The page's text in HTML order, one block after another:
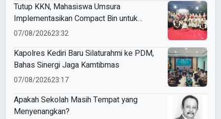
Tutup KKN, Mahasiswa Umsura
Implementasikan Compact Bin untuk
Sampah Anorganik di Ketabang
07/08/202623:32
Kapolres Kediri Baru Silaturahmi ke PDM,
Bahas Sinergi Jaga Kamtibmas
07/08/202623:17
Apakah Sekolah Masih Tempat yang
Menyenangkan?